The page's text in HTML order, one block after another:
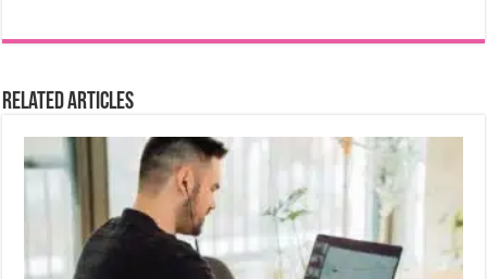
Related Articles